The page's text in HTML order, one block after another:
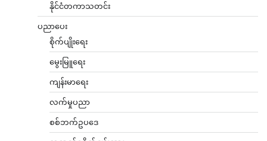
နိုင်ငံတကာသတင်း
ပညာပေး
စိုက်ပျိုးရေး
မွေးမြူရေး
ကျန်းမာရေး
လက်မှုပညာ
စစ်ဘက်ဥပဒေ